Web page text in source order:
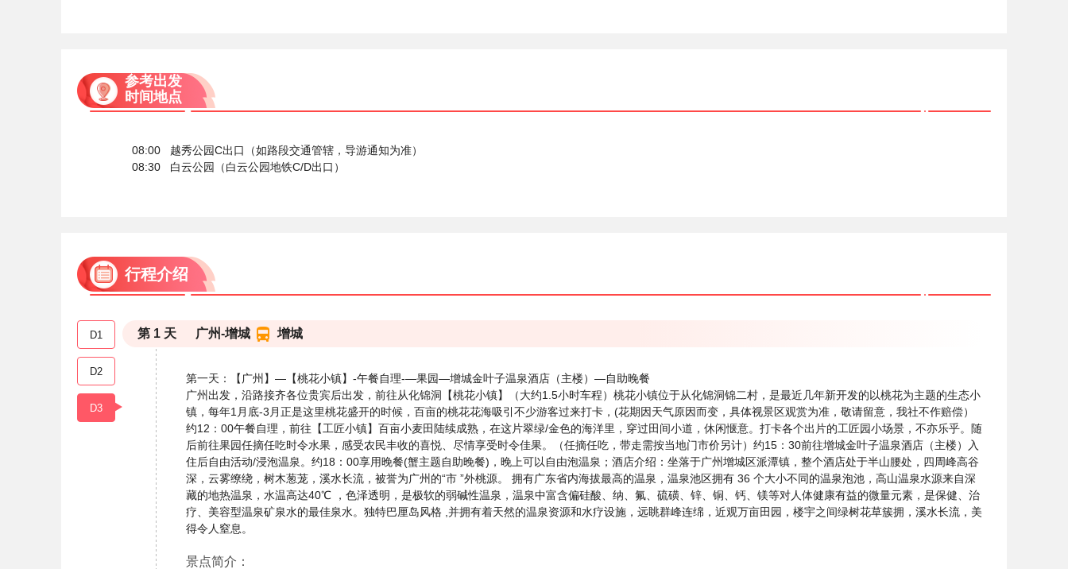
参考出发
时间地点
08:00 越秀公园C出口（如路段交通管辖，导游通知为准）
08:30 白云公园（白云公园地铁C/D出口）
行程介绍
D1
D2
D3
第 1 天 广州-增城 增城
第一天：【广州】—【桃花小镇】-午餐自理-—果园—增城金叶子温泉酒店（主楼）—自助晚餐
广州出发，沿路接齐各位贵宾后出发，前往从化锦洞【桃花小镇】（大约1.5小时车程）桃花小镇位于从化锦洞锦二村，是最近几年新开发的以桃花为主题的生态小
镇，每年1月底-3月正是这里桃花盛开的时候，百亩的桃花花海吸引不少游客过来打卡，(花期因天气原因而变，具体视景区观赏为准，敬请留意，我社不作赔偿）
约12：00午餐自理，前往【工匠小镇】百亩小麦田陆续成熟，在这片翠绿/金色的海洋里，穿过田间小道，休闲惬意。打卡各个出片的工匠园小场景，不亦乐乎。随
后前往果园任摘任吃时令水果，感受农民丰收的喜悦、尽情享受时令佳果。（任摘任吃，带走需按当地门市价另计）约15：30前往增城金叶子温泉酒店（主楼）入
住后自由活动/浸泡温泉。约18：00享用晚餐(蟹主题自助晚餐)，晚上可以自由泡温泉；酒店介绍：坐落于广州增城区派潭镇，整个酒店处于半山腰处，四周峰高谷
深，云雾缭绕，树木葱茏，溪水长流，被誉为广州的“市 ”外桃源。 拥有广东省内海拔最高的温泉，温泉池区拥有 36 个大小不同的温泉泡池，高山温泉水源来自深
藏的地热温泉，水温高达40℃ ，色泽透明，是极软的弱碱性温泉，温泉中富含偏硅酸、纳、氟、硫磺、锌、铜、钙、镁等对人体健康有益的微量元素，是保健、治
疗、美容型温泉矿泉水的最佳泉水。独特巴厘岛风格 ,并拥有着天然的温泉资源和水疗设施，远眺群峰连绵，近观万亩田园，楼宇之间绿树花草簇拥，溪水长流，美
得令人窒息。
景点简介：